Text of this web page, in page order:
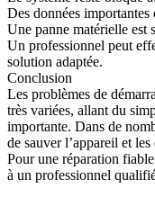
Des données importantes
Une panne matérielle est
Un professionnel peut
solution adaptée.
Conclusion
Les problèmes de
très variées, allant du
importante. Dans de
de sauver l’appareil et les
Pour une réparation
à un professionnel